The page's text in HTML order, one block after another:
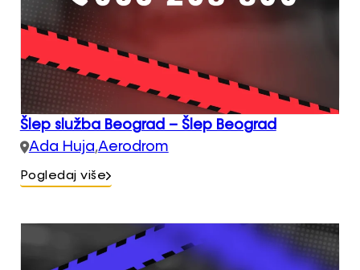
Šlep služba Beograd – Šlep Beograd
Ada Huja,Aerodrom
Pogledaj više